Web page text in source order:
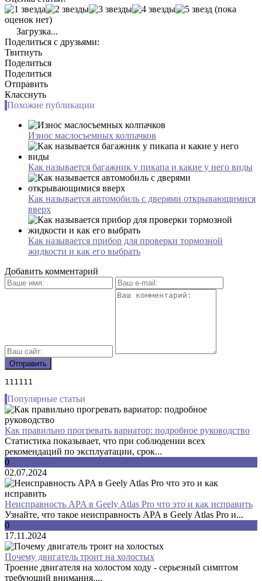
(пока
оценок нет)
Загрузка...
Поделиться с друзьями:
Твитнуть
Поделиться
Поделиться
Отправить
Класснуть
Похожие публикации
Износ маслосъемных колпачков
Как называется багажник у пикапа и какие у него виды
Как называется автомобиль с дверями открывающимися
вверх
Как называется прибор для проверки тормозной
жидкости и как его выбрать
Добавить комментарий
111111
Популярные статьи
Как правильно прогревать вариатор: подробное руководство
Статистика показывает, что при соблюдении всех
рекомендаций по эксплуатации, срок...
0
02.07.2024
Неисправность APA в Geely Atlas Pro что это и как исправить
Узнайте, что такое неисправность APA в Geely Atlas Pro и...
0
17.11.2024
Почему двигатель троит на холостых
Троение двигателя на холостом ходу - серьезный симптом
требующий внимания....